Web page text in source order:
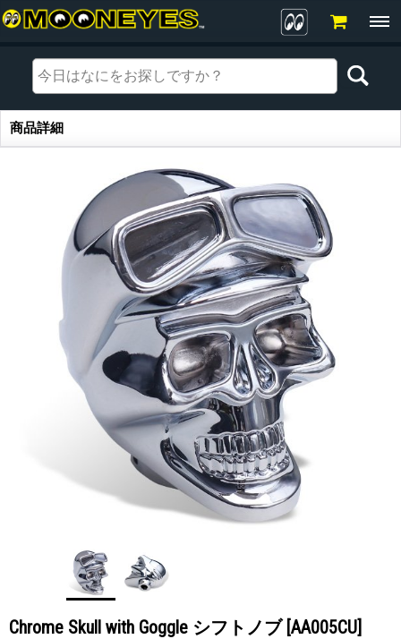
商品詳細
商品詳細
Chrome Skull with Goggle シフトノブ [AA005CU]